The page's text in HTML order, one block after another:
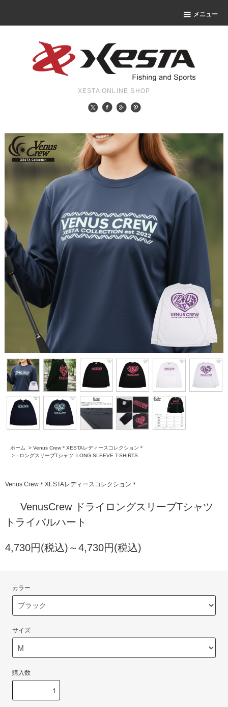
メニュー
XESTA ONLINE SHOP
ホーム > Venus Crew＊XESTAレディースコレクション＊
> - ロングスリーブTシャツ -LONG SLEEVE T-SHIRTS
Venus Crew＊XESTAレディースコレクション＊
VenusCrew ドライロングスリーブTシャツ
トライバルハート
4,730円(税込)～4,730円(税込)
カラー
サイズ
購入数